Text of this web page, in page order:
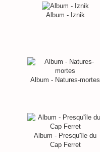
Album - Iznik
Album - Natures-mortes
Album - Presqu'île du
Cap Ferret